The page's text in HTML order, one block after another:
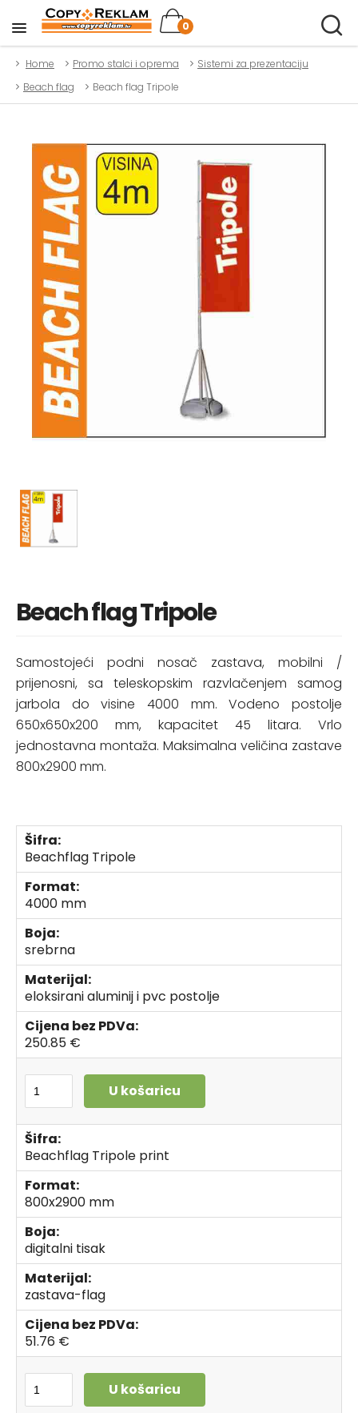
0
Home Promo stalci i oprema
Sistemi za prezentaciju
Beach flag
Beach flag Tripole
Beach flag Tripole
Samostojeći podni nosač zastava, mobilni /
prijenosni, sa teleskopskim razvlačenjem samog
jarbola do visine 4000 mm. Vodeno postolje
650x650x200 mm, kapacitet 45 litara. Vrlo
jednostavna montaža. Maksimalna veličina zastave
800x2900 mm.
Šifra:
Beachflag Tripole
Format:
4000 mm
Boja:
srebrna
Materijal:
eloksirani aluminij i pvc postolje
Cijena bez PDVa:
250.85 €
U košaricu
Šifra:
Beachflag Tripole print
Format:
800x2900 mm
Boja:
digitalni tisak
Materijal:
zastava-flag
Cijena bez PDVa:
51.76 €
U košaricu